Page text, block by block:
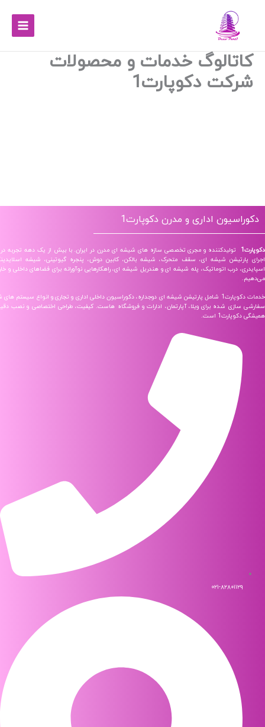
خدمات و محصولات
دکوپارت1
اداری و مدرن دکوپارت1
تولیدکننده و مجری تخصصی سازه‌ های شیشه‌ ای مدرن در ایران. با بیش از یک دهه تجربه در طراحی و
شیشه‌ ای، سقف متحرک، شیشه بالکن، کابین دوش، پنجره گیوتینی، شیشه اسلایدینگ، درب
درب اتوماتیک، پله شیشه ای و هندریل شیشه‌ ای، راهکارهایی نوآورانه برای فضاهای داخلی و خارجی ارائه
خدمات دکوپارت1 شامل پارتیشن شیشه‌ ای دوجداره، دکوراسیون داخلی اداری و تجاری و انواع سیستم‌ های شیشه‌ ای
شده برای ویلا، آپارتمان، ادارات و فروشگاه‌ هاست. کیفیت، طراحی اختصاصی و نصب دقیق، شعار
است.
۰۲۱-۸۲۸۰۱۱۲۹